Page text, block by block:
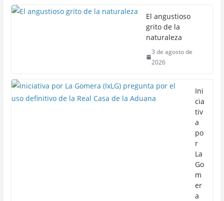
El angustioso
grito de la
naturaleza
3 de agosto de
2026
Ini
cia
tiv
a
po
r
La
Go
m
er
a